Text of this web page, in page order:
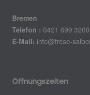
Bremen
Telefon : 0421 699 3200
E-Mail: info@frese-
Öffnungszeiten